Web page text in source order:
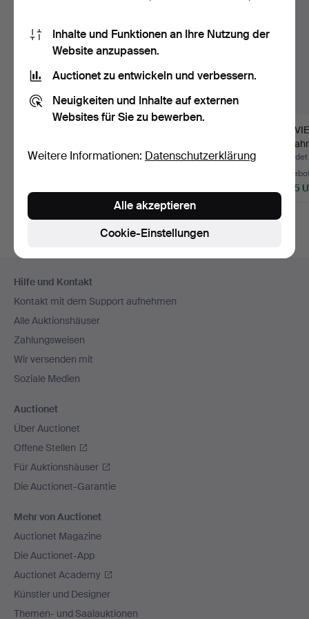
Kalkstein. Sch…
Beendet 27. Nov 2021
Objekt
Beendet 31. Mai 2026
18.
32
1.345
Navigation
Hilfe und Kontakt
Kontakt mit dem Support aufnehmen
Alle Auktionshäuser
Zahlungsweisen
Wir versenden mit
Soziale Medien
Auctionet
Über Auctionet
Offene Stellen
Für Auktionshäuser
Die Auctionet-Garantie
Mehr von Auctionet
Auctionet Magazine
Die Auctionet-App
Auctionet Academy
Künstler und Designer
Themen- und Saalauktionen
Inhalte und Funktionen an Ihre Nutzung der
Website anzupassen.
Auctionet zu entwickeln und verbessern.
Neuigkeiten und Inhalte auf externen
Websites für Sie zu bewerben.
Weitere Informationen: Datenschutzerklärung
Cookie-Einstellungen
Alle akzeptieren